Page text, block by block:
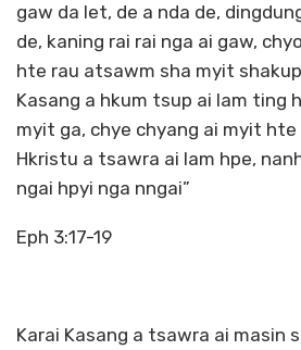
gaw da let, de a nda de,
de, kaning rai rai nga ai gaw,
hte rau atsawm sha myit
Kasang a hkum tsup ai lam ting
myit ga, chye chyang ai myit hte
Hkristu a tsawra ai lam hpe,
ngai hpyi nga nngai”
Eph 3:17-19
Karai Kasang a tsawra ai masin